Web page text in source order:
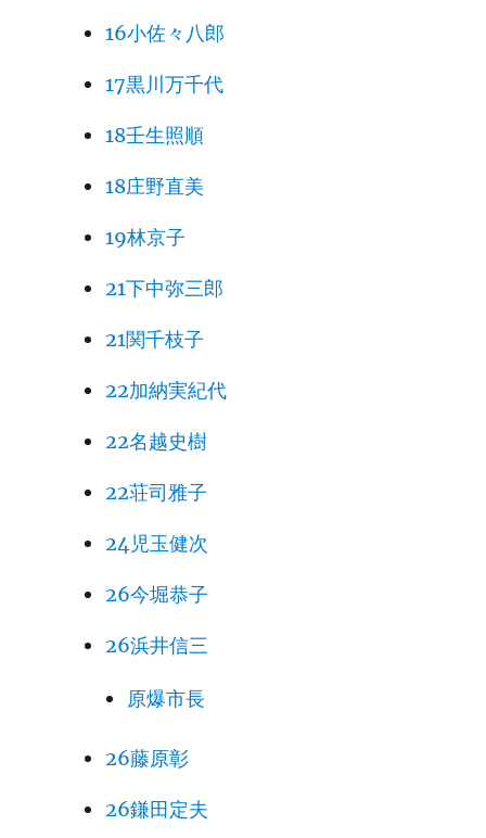
16小佐々八郎
17黒川万千代
18壬生照順
18庄野直美
19林京子
21下中弥三郎
21関千枝子
22加納実紀代
22名越史樹
22荘司雅子
24児玉健次
26今堀恭子
26浜井信三
原爆市長
26藤原彰
26鎌田定夫